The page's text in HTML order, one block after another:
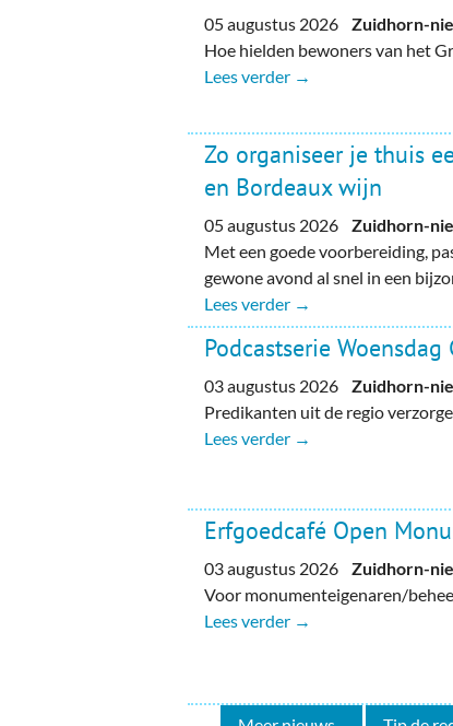
05 augustus 2026Zuidhorn-
Hoe hielden bewoners van het
Lees verder →
Zo organiseer je thuis
en Bordeaux wijn
05 augustus 2026Zuidhorn-
Met een goede voorbereiding,
gewone avond al snel in een
Lees verder →
Podcastserie Woensdag
03 augustus 2026Zuidhorn-
Predikanten uit de regio
Lees verder →
Erfgoedcafé Open
03 augustus 2026Zuidhorn-
Voor monumenteigenaren/
Lees verder →